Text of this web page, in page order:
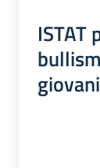
ISTAT